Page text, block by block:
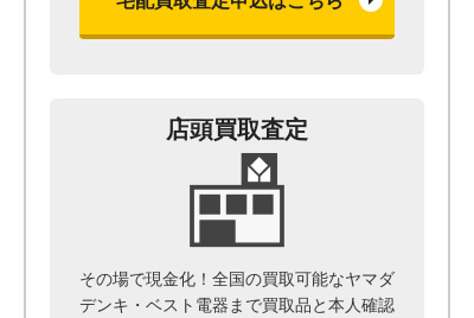
店頭買取査定
その場で現金化！全国の買取可能なヤマダ
デンキ・ベスト電器まで買取品と本人確認